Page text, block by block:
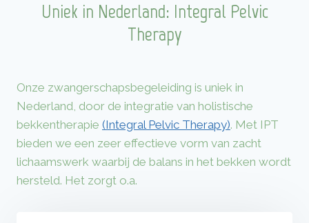
Uniek in Nederland: Integral Pelvic
Therapy
Onze zwangerschapsbegeleiding is uniek in
Nederland, door de integratie van holistische
bekkentherapie (Integral Pelvic Therapy). Met IPT
bieden we een zeer effectieve vorm van zacht
lichaamswerk waarbij de balans in het bekken wordt
hersteld. Het zorgt o.a.